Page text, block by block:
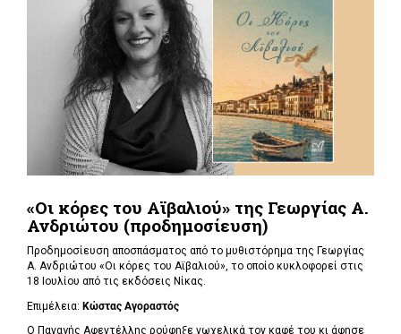
«Οι κόρες του Αϊβαλιού» της Γεωργίας Α.
Ανδριώτου (προδημοσίευση)
Προδημοσίευση αποσπάσματος από το μυθιστόρημα της Γεωργίας
Α. Ανδριώτου «Οι κόρες του Αϊβαλιού», το οποίο κυκλοφορεί στις
18 Ιουλίου από τις εκδόσεις Νίκας.
Επιμέλεια: Κώστας Αγοραστός
Ο Παναγής Αφεντέλλης ρούφηξε νωχελικά τον καφέ του κι άφησε